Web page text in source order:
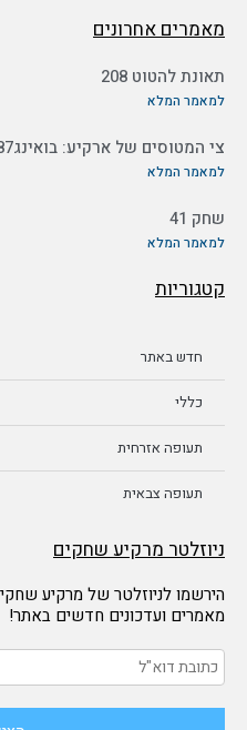
מאמרים אחרונים
תאונת להטוט 208
למאמר המלא
צי המטוסים של ארקיע: בואינג787 EI-NEW
למאמר המלא
שחק 41
למאמר המלא
קטגוריות
חדש באתר
כללי
תעופה אזרחית
תעופה צבאית
ניוזלטר מרקיע שחקים
הירשמו לניוזלטר של מרקיע
מאמרים ועדכונים חדשים באתר!